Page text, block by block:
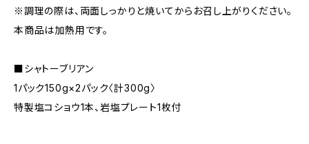
※調理の際は、両面しっかりと焼いてからお召し上がりください。
本商品は加熱用です。
■シャトーブリアン
1パック150g×2パック〈計300g〉
特製塩コショウ1本、岩塩プレート1枚付